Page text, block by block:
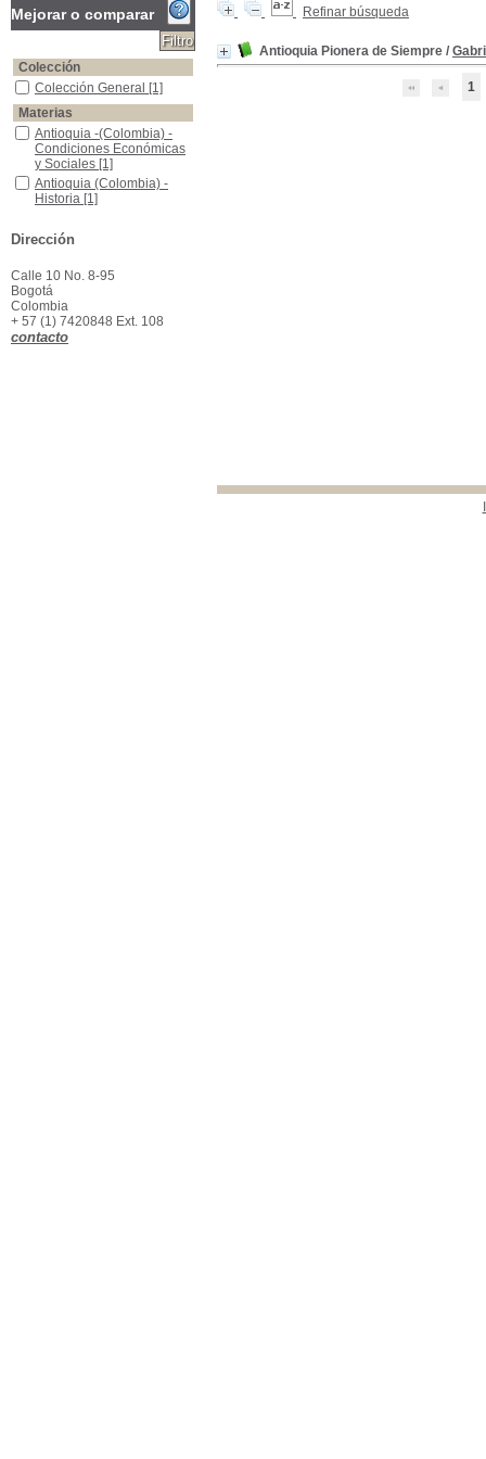
Refinar búsqueda
Antioquia Pionera de Siempre /
1
Mejorar o comparar
Colección
Colección General
Colección General [1]
Materias
Antioquia -(Colombia) -Condiciones Económicas y Sociales
Antioquia -(Colombia) -
Condiciones Económicas
y Sociales [1]
Antioquia (Colombia) -Historia
Antioquia (Colombia) -
Historia [1]
Dirección
Calle 10 No. 8-95
Bogotá
Colombia
+ 57 (1) 7420848 Ext. 108
contacto